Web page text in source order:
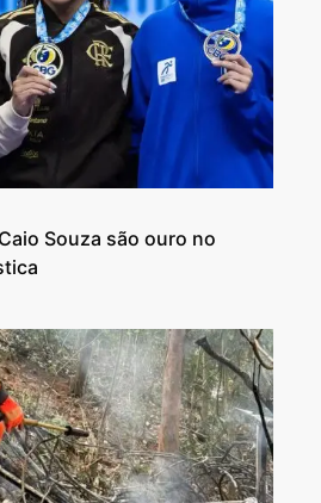
Souza são ouro no